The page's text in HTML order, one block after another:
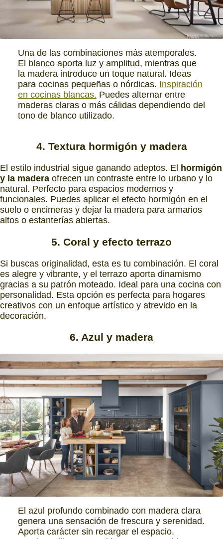
Una de las combinaciones más atemporales.
El blanco aporta luz y amplitud, mientras que
la madera introduce un toque natural. Ideas
para cocinas pequeñas o nórdicas. Inspiración
en cocinas blancas. Puedes alternar entre
maderas claras o más cálidas dependiendo del
tono de blanco utilizado.
4. Textura hormigón y madera
El estilo industrial sigue ganando adeptos. El hormigón
y la madera ofrecen un contraste entre lo urbano y lo
natural. Perfecto para espacios modernos y
funcionales. Puedes aplicar el efecto hormigón en el
suelo o encimeras y dejar la madera para armarios
altos o estanterías abiertas.
5. Coral y efecto terrazo
Si buscas originalidad, esta es tu combinación. El coral
es alegre y vibrante, y el terrazo aporta dinamismo
gracias a su patrón moteado. Ideal para una cocina con
personalidad. Esta opción es perfecta para hogares
creativos con un enfoque artístico y atrevido en la
decoración.
6. Azul y madera
El azul profundo combinado con madera clara
genera una sensación de frescura y serenidad.
Aporta carácter sin recargar el espacio.